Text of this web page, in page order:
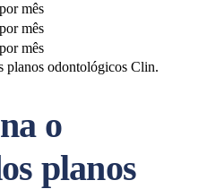
mês
mês
mês
planos odontológicos Clin.
o
planos